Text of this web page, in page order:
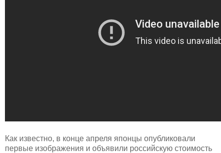
Как известно, в конце апреля японцы опубликовали
первые изображения и объявили российскую стоимость